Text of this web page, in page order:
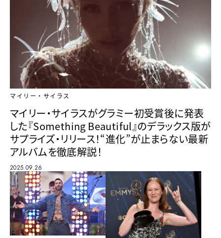
マイリー・サイラス
マイリー・サイラスがグラミー初受賞後に発表
した『Something Beautiful』のデラックス版が
サプライズ・リリース！“進化”が止まらない最新
アルバムを徹底解説！
2025.09.26